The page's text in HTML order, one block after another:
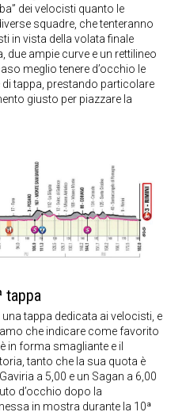
dei velocisti quanto le
squadre, che tenteranno
in vista della volata finale
due ampie curve e un rettilineo
meglio tenere d’occhio le
tappa, prestando particolare
giusto per piazzare la
tappa
tappa dedicata ai velocisti, e
che indicare come favorito
in forma smagliante e il
tanto che la sua quota è
a 5,00 e un Sagan a 6,00
d’occhio dopo la
in mostra durante la 10ª